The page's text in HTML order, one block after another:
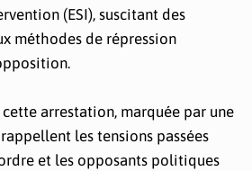
(ESI), suscitant des
méthodes de répression
cette arrestation, marquée par une
les tensions passées
et les opposants politiques